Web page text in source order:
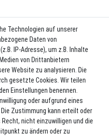
den Warenkorb
Technologien auf unserer
Daten von
IP-Adresse), um z.B. Inhalte
von Drittanbietern
Website zu analysieren. Die
gesetzte Cookies. Wir teilen
Einstellungen benennen.
oder aufgrund eines
Zustimmung kann erteilt oder
nicht einzuwilligen und die
zu ändern oder zu